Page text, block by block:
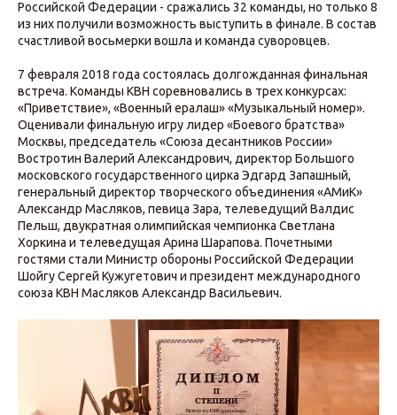
Российской Федерации - сражались 32 команды, но только 8
из них получили возможность выступить в финале. В состав
счастливой восьмерки вошла и команда суворовцев.
7 февраля 2018 года состоялась долгожданная финальная
встреча. Команды КВН соревновались в трех конкурсах:
«Приветствие», «Военный ералаш» «Музыкальный номер».
Оценивали финальную игру лидер «Боевого братства»
Москвы, председатель «Союза десантников России»
Востротин Валерий Александрович, директор Большого
московского государственного цирка Эдгард Запашный,
генеральный директор творческого объединения «АМиК»
Александр Масляков, певица Зара, телеведущий Валдис
Пельш, двукратная олимпийская чемпионка Светлана
Хоркина и телеведущая Арина Шарапова. Почетными
гостями стали Министр обороны Российской Федерации
Шойгу Сергей Кужугетович и президент международного
союза КВН Масляков Александр Васильевич.